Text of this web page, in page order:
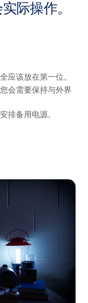
际操作。
应该放在第一位。
会需要保持与外界
排备用电源。